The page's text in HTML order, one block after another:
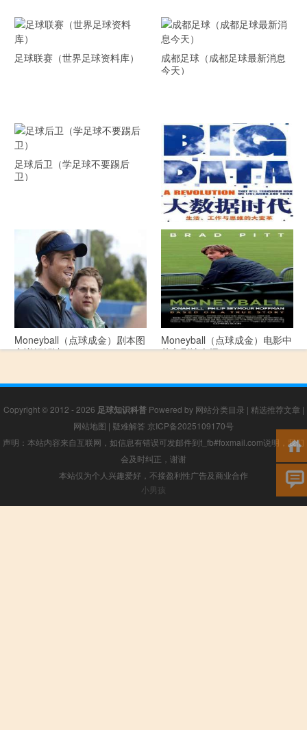
足球联赛（世界足球资料库）
成都足球（成都足球最新消息
今天）
足球后卫（学足球不要踢后
卫）
《大数据时代》 PDF文档下载
Moneyball（点球成金）剧本图
文详细解读
Moneyball（点球成金）电影中
英文剧情介绍
Copyright © 2012 - 2026 足球知识科普Powered by 网站分类目录 | 精选推荐文章 |
网站地图 | 疑难解答 京ICP备2025109170号
声明：本站内容来自互联网，如信息有错误可发邮件到f_fb#foxmail.com说明，我们
会及时纠正，谢谢
本站仅为个人兴趣爱好，不接盈利性广告及商业合作
小男孩